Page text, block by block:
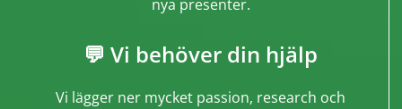
nya presenter.
💬 Vi behöver din hjälp
Vi lägger ner mycket passion, research och